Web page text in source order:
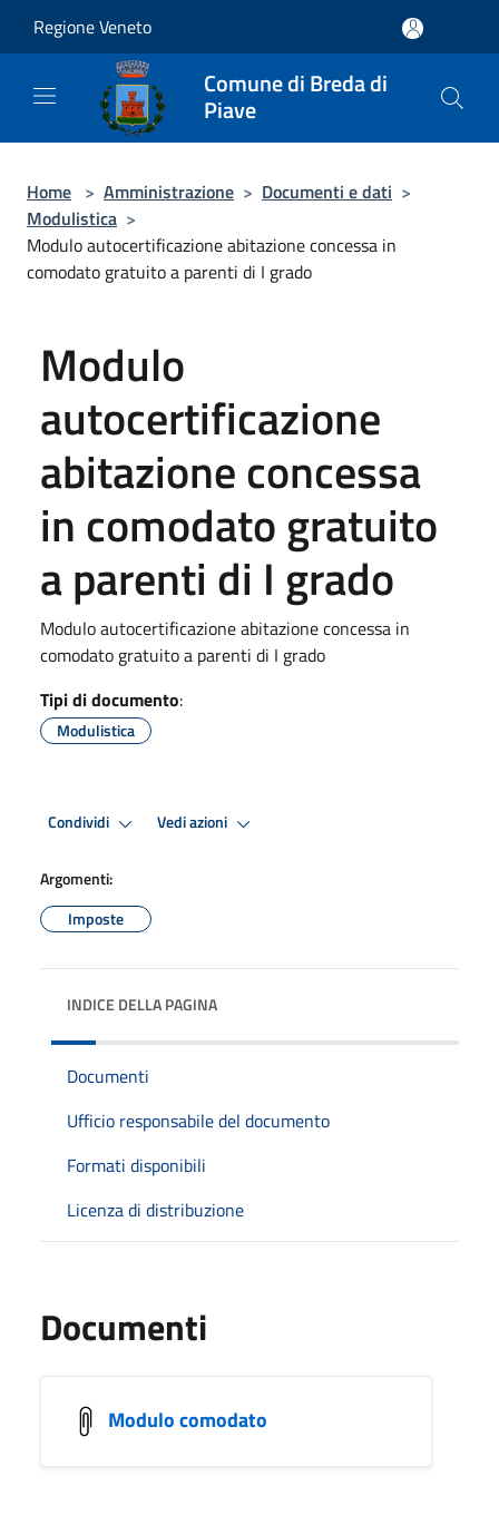
Regione Veneto
Comune di Breda di
Piave
Home > Amministrazione > Documenti e dati >
Modulistica >
Modulo autocertificazione abitazione concessa in
comodato gratuito a parenti di I grado
Modulo
autocertificazione
abitazione concessa
in comodato gratuito
a parenti di I grado
Modulo autocertificazione abitazione concessa in
comodato gratuito a parenti di I grado
Tipi di documento:
Modulistica
Condividi Vedi azioni
Argomenti:
Imposte
INDICE DELLA PAGINA
Documenti
Ufficio responsabile del documento
Formati disponibili
Licenza di distribuzione
Documenti
Modulo comodato